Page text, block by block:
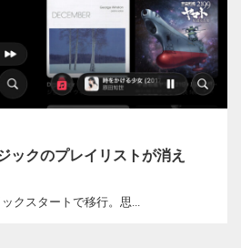
ックのプレイリストが消え
クスタートで移行。思...